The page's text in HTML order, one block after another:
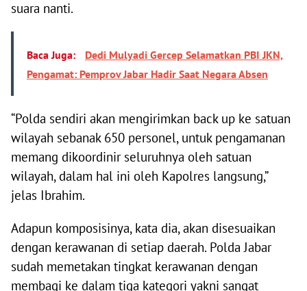
suara nanti.
Baca Juga:
Dedi Mulyadi Gercep Selamatkan PBI JKN,
Pengamat: Pemprov Jabar Hadir Saat Negara Absen
“Polda sendiri akan mengirimkan back up ke satuan
wilayah sebanak 650 personel, untuk pengamanan
memang dikoordinir seluruhnya oleh satuan
wilayah, dalam hal ini oleh Kapolres langsung,”
jelas Ibrahim.
Adapun komposisinya, kata dia, akan disesuaikan
dengan kerawanan di setiap daerah. Polda Jabar
sudah memetakan tingkat kerawanan dengan
membagi ke dalam tiga kategori yakni sangat